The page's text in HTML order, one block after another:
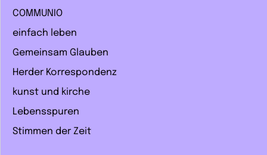
COMMUNIO
einfach leben
Gemeinsam Glauben
Herder Korrespondenz
kunst und kirche
Lebensspuren
Stimmen der Zeit